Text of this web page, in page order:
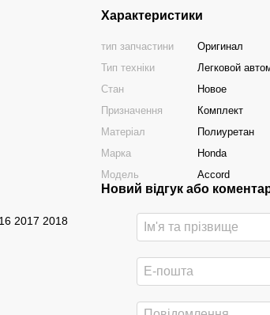
2017 2018
Характеристики
тип запчастини
Оригинал
Тип техніки
Легковой
Стан
Новое
Призначення
Комплект
Матеріал
Полиуретан
Марка
Honda
Модель
Accord
Новий відгук або